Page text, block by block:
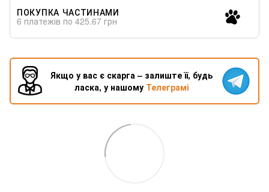
ПОКУПКА ЧАСТИНАМИ
6 платежів по 425.67 грн
Якщо у вас є скарга – залиште її, будь
ласка, у нашому Телеграмі